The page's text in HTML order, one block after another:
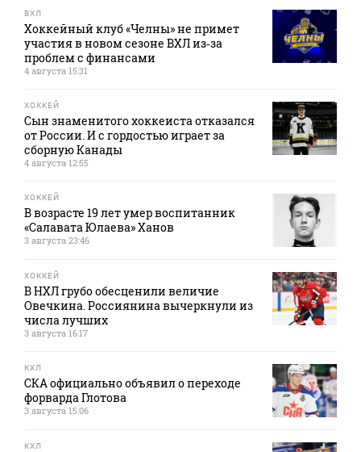
ВХЛ
Хоккейный клуб «Челны» не примет
участия в новом сезоне ВХЛ из‑за
проблем с финансами
4 августа 15:31
ХОККЕЙ
Сын знаменитого хоккеиста отказался
от России. И с гордостью играет за
сборную Канады
4 августа 12:55
ХОККЕЙ
В возрасте 19 лет умер воспитанник
«Салавата Юлаева» Ханов
3 августа 23:46
ХОККЕЙ
В НХЛ грубо обесценили величие
Овечкина. Россиянина вычеркнули из
числа лучших
3 августа 16:17
КХЛ
СКА официально объявил о переходе
форварда Глотова
3 августа 15:06
КХЛ